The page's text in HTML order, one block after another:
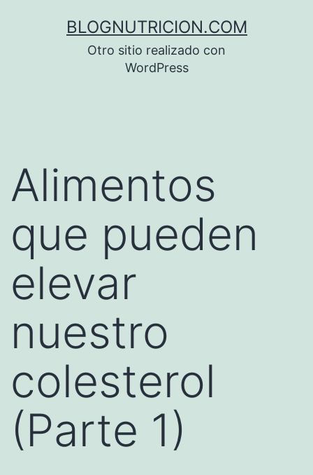
BLOGNUTRICION.COM
Otro sitio realizado con
WordPress
Alimentos
que pueden
elevar
nuestro
colesterol
(Parte 1)